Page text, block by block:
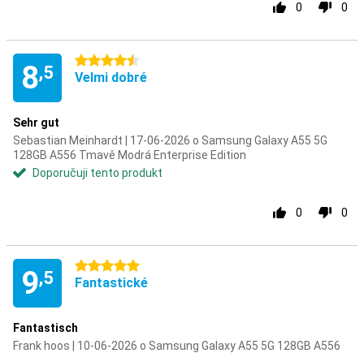
0 0
8,5
4.5 hvězdičky
Velmi dobré
Sehr gut
Sebastian Meinhardt | 17-06-2026 o Samsung Galaxy A55 5G
128GB A556 Tmavě Modrá Enterprise Edition
Doporučuji tento produkt
0 0
9,5
5 hvězdičky
Fantastické
Fantastisch
Frank hoos | 10-06-2026 o Samsung Galaxy A55 5G 128GB A556